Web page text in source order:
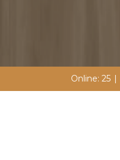
Online: 25 |